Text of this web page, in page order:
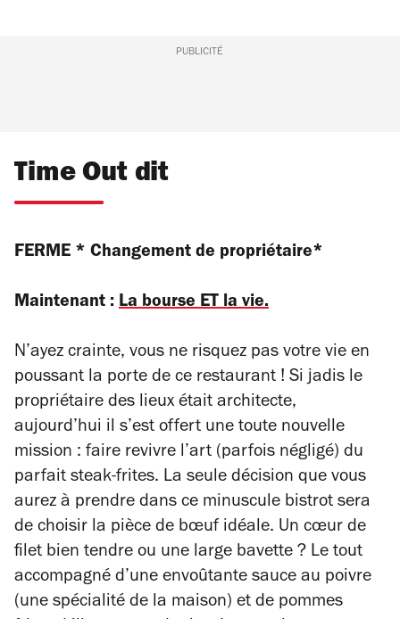
PUBLICITÉ
Time Out dit
FERME * Changement de propriétaire*
Maintenant : La bourse ET la vie.
N’ayez crainte, vous ne risquez pas votre vie en
poussant la porte de ce restaurant ! Si jadis le
propriétaire des lieux était architecte,
aujourd’hui il s’est offert une toute nouvelle
mission : faire revivre l’art (parfois négligé) du
parfait steak-frites. La seule décision que vous
aurez à prendre dans ce minuscule bistrot sera
de choisir la pièce de bœuf idéale. Un cœur de
filet bien tendre ou une large bavette ? Le tout
accompagné d’une envoûtante sauce au poivre
(une spécialité de la maison) et de pommes